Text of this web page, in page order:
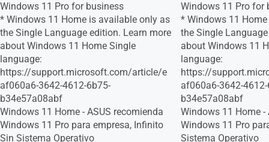
Windows 11 Pro for business
* Windows 11 Home is available only as
the Single Language edition. Learn more
about Windows 11 Home Single
language:
https://support.microsoft.com/article/e
af060a6-3642-4612-6b75-
b34e57a08abf
Windows 11 Home - ASUS recomienda
Windows 11 Pro para empresa, Infinito
Sin Sistema Operativo
Windows 11 Pro for
* Windows 11
the Single
about Windows 11
language:
https://
af060a6-3642-
b34e57a08abf
Windows 11 Home -
Windows 11 Pro
Sistema Operativo